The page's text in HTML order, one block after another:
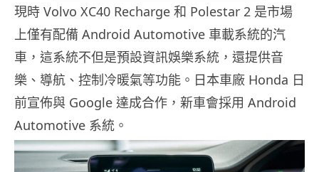
現時 Volvo XC40 Recharge 和 Polestar 2 是市場
上僅有配備 Android Automotive 車載系統的汽
車，這系統不但是預設資訊娛樂系統，還提供音
樂、導航、控制冷暖氣等功能。日本車廠 Honda 日
前宣佈與 Google 達成合作，新車會採用 Android
Automotive 系統。